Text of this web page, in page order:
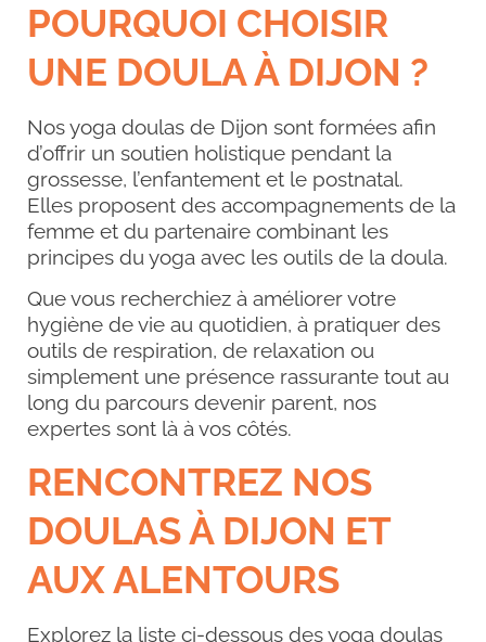
POURQUOI CHOISIR
UNE DOULA À DIJON ?
Nos yoga doulas de Dijon sont formées afin
d’offrir un soutien holistique pendant la
grossesse, l’enfantement et le postnatal.
Elles proposent des accompagnements de la
femme et du partenaire combinant les
principes du yoga avec les outils de la doula.
Que vous recherchiez à améliorer votre
hygiène de vie au quotidien, à pratiquer des
outils de respiration, de relaxation ou
simplement une présence rassurante tout au
long du parcours devenir parent, nos
expertes sont là à vos côtés.
RENCONTREZ NOS
DOULAS À DIJON ET
AUX ALENTOURS
Explorez la liste ci-dessous des yoga doulas